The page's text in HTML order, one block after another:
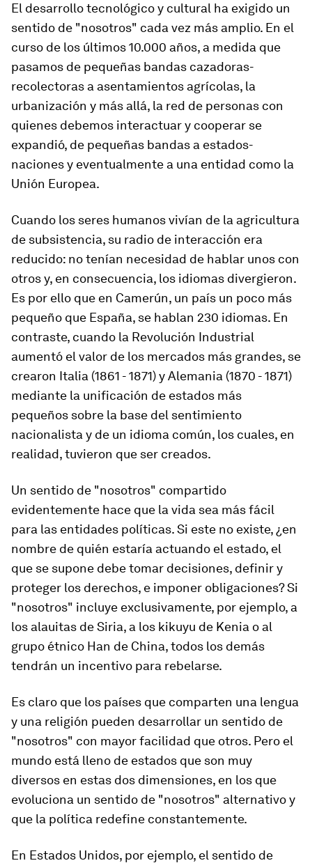
El desarrollo tecnológico y cultural ha exigido un
sentido de "nosotros" cada vez más amplio. En el
curso de los últimos 10.000 años, a medida que
pasamos de pequeñas bandas cazadoras-
recolectoras a asentamientos agrícolas, la
urbanización y más allá, la red de personas con
quienes debemos interactuar y cooperar se
expandió, de pequeñas bandas a estados-
naciones y eventualmente a una entidad como la
Unión Europea.
Cuando los seres humanos vivían de la agricultura
de subsistencia, su radio de interacción era
reducido: no tenían necesidad de hablar unos con
otros y, en consecuencia, los idiomas divergieron.
Es por ello que en Camerún, un país un poco más
pequeño que España, se hablan 230 idiomas. En
contraste, cuando la Revolución Industrial
aumentó el valor de los mercados más grandes, se
crearon Italia (1861 - 1871) y Alemania (1870 - 1871)
mediante la unificación de estados más
pequeños sobre la base del sentimiento
nacionalista y de un idioma común, los cuales, en
realidad, tuvieron que ser creados.
Un sentido de "nosotros" compartido
evidentemente hace que la vida sea más fácil
para las entidades políticas. Si este no existe, ¿en
nombre de quién estaría actuando el estado, el
que se supone debe tomar decisiones, definir y
proteger los derechos, e imponer obligaciones? Si
"nosotros" incluye exclusivamente, por ejemplo, a
los alauitas de Siria, a los kikuyu de Kenia o al
grupo étnico Han de China, todos los demás
tendrán un incentivo para rebelarse.
Es claro que los países que comparten una lengua
y una religión pueden desarrollar un sentido de
"nosotros" con mayor facilidad que otros. Pero el
mundo está lleno de estados que son muy
diversos en estas dos dimensiones, en los que
evoluciona un sentido de "nosotros" alternativo y
que la política redefine constantemente.
En Estados Unidos, por ejemplo, el sentido de